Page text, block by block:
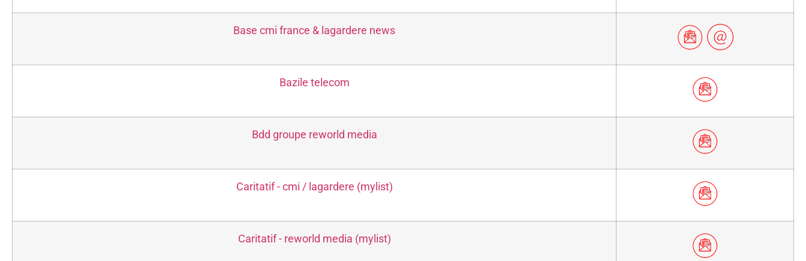
Nature
Religion
Base cmi france & lagardere news
Bazile telecom
Bdd groupe reworld media
Caritatif - cmi / lagardere (mylist)
Caritatif - reworld media (mylist)